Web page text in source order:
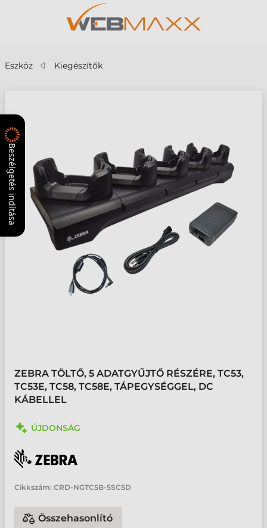
Eszköz Kiegészítők
ZEBRA TÖLTŐ, 5 ADATGYŰJTŐ RÉSZÉRE, TC53,
TC53E, TC58, TC58E, TÁPEGYSÉGGEL, DC
KÁBELLEL
ÚJDONSÁG
Cikkszám: CRD-NGTC5B-5SC5D
Összehasonlító
Beszélgetés indítása